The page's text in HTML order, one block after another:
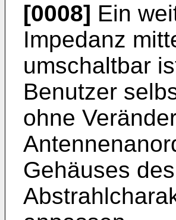
[0008] Ein
Impedanz
umschaltbar
Benutzer
ohne
Gehäuses